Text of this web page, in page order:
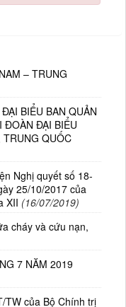
– TRUNG
BIỂU BAN QUẢN
ĐOÀN ĐẠI BIỂU
TRUNG QUỐC
Nghị quyết số 18-
25/10/2017 của
XII (16/07/2019)
cháy và cứu nạn,
7 NĂM 2019
TW của Bộ Chính trị